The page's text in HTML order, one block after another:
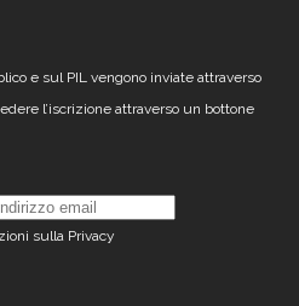
e sul PIL vengono inviate attraverso
l’iscrizione attraverso un bottone
sulla Privacy